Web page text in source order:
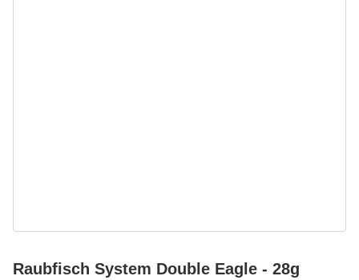
Raubfisch System Double Eagle - 28g